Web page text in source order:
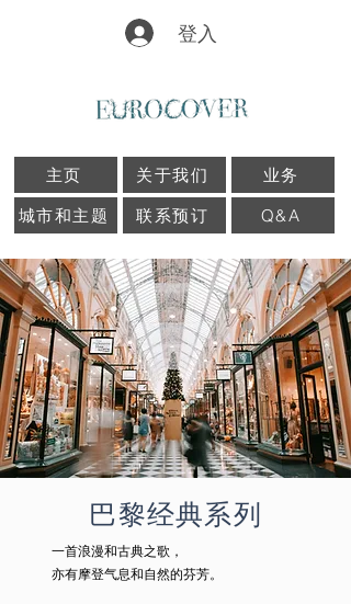
登入
主页 关于我们
业务
城市和主题
联系预订 Q&A
巴黎经典系列
一首浪漫和古典之歌，
​亦有摩登气息和自然的芬芳。